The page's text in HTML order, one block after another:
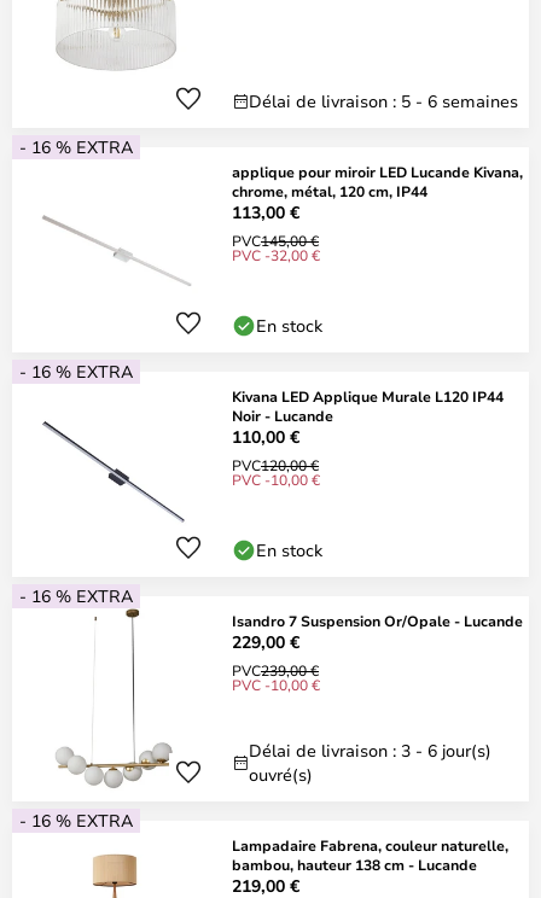
Délai de livraison : 5 - 6 semaines
- 16 % EXTRA
applique pour miroir LED Lucande Kivana,
chrome, métal, 120 cm, IP44
113,00 €
PVC145,00 €
PVC -32,00 €
En stock
- 16 % EXTRA
Kivana LED Applique Murale L120 IP44
Noir - Lucande
110,00 €
PVC120,00 €
PVC -10,00 €
En stock
- 16 % EXTRA
Isandro 7 Suspension Or/Opale - Lucande
229,00 €
PVC239,00 €
PVC -10,00 €
Délai de livraison : 3 - 6 jour(s)
ouvré(s)
- 16 % EXTRA
Lampadaire Fabrena, couleur naturelle,
bambou, hauteur 138 cm - Lucande
219,00 €